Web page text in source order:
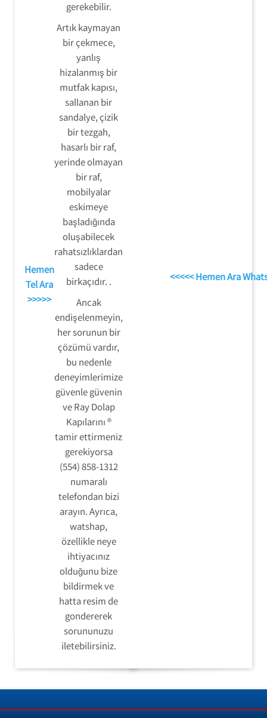
Hemen
Tel Ara
>>>>>
gerekebilir.
Artık kaymayan
bir çekmece,
yanlış
hizalanmış bir
mutfak kapısı,
sallanan bir
sandalye, çizik
bir tezgah,
hasarlı bir raf,
yerinde olmayan
bir raf,
mobilyalar
eskimeye
başladığında
oluşabilecek
rahatsızlıklardan
sadece
birkaçıdır. .
Ancak
endişelenmeyin,
her sorunun bir
çözümü vardır,
bu nedenle
deneyimlerimize
güvenle güvenin
ve Ray Dolap
Kapılarını ®
tamir ettirmeniz
gerekiyorsa
(554) 858-1312
numaralı
telefondan bizi
arayın. Ayrıca,
watshap,
özellikle neye
ihtiyacınız
olduğunu bize
bildirmek ve
hatta resim de
gondererek
sorununuzu
iletebilirsiniz.
<<<<< Hemen Ara